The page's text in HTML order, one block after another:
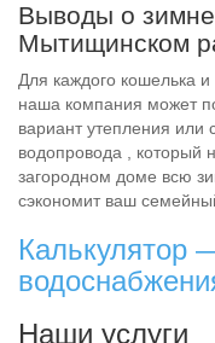
Выводы о
Мытищинском
Для каждого кошелька
наша компания может
вариант утепления или
водопровода , который
загородном доме всю
сэкономит ваш
Калькулятор
Наши услуги